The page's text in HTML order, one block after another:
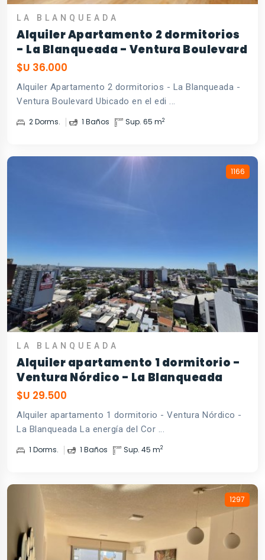
LA BLANQUEADA
Alquiler Apartamento 2 dormitorios
- La Blanqueada - Ventura Boulevard
$U 36.000
Alquiler Apartamento 2 dormitorios - La Blanqueada -
Ventura Boulevard Ubicado en el edi ...
2 Dorms. 1 Baños Sup. 65 m2
1166
LA BLANQUEADA
Alquiler apartamento 1 dormitorio -
Ventura Nórdico - La Blanqueada
$U 29.500
Alquiler apartamento 1 dormitorio - Ventura Nórdico -
La Blanqueada La energía del Cor ...
1 Dorms. 1 Baños Sup. 45 m2
1297